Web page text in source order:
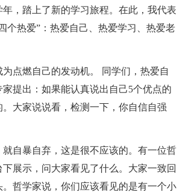
，踏上了新的学习旅程。在此，我代表
热爱”：热爱自己、热爱学习、热爱老
点燃自己的发动机。 同学们，热爱自
提出：如果能认真说出自己5个优点的
大家说说看，检测一下，你自信自强
自暴自弃，这是很不应该的。有一位哲
展示，问大家看见了什么。大家一致回
哲学家说，你们应该看见的是有一个小